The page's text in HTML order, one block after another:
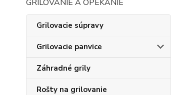
GRILOVANIE A OPEKANIE
Grilovacie súpravy
Grilovacie panvice
Záhradné grily
Rošty na grilovanie